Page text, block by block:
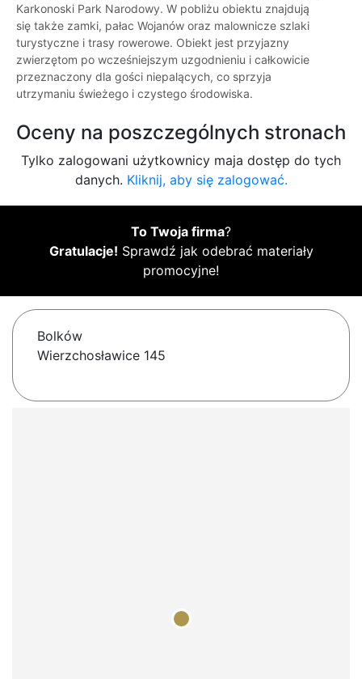
Karkonoski Park Narodowy. W pobliżu obiektu znajdują
się także zamki, pałac Wojanów oraz malownicze szlaki
turystyczne i trasy rowerowe. Obiekt jest przyjazny
zwierzętom po wcześniejszym uzgodnieniu i całkowicie
przeznaczony dla gości niepalących, co sprzyja
utrzymaniu świeżego i czystego środowiska.
Oceny na poszczególnych stronach
Tylko zalogowani użytkownicy maja dostęp do tych
danych. Kliknij, aby się zalogować.
To Twoja firma?
Gratulacje! Sprawdź jak odebrać materiały
promocyjne!
Bolków
Wierzchosławice 145